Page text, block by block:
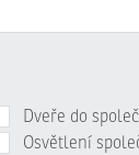
Dveře do
Osvětlení